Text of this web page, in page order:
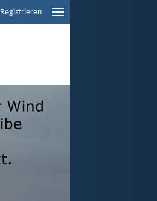
Registrieren